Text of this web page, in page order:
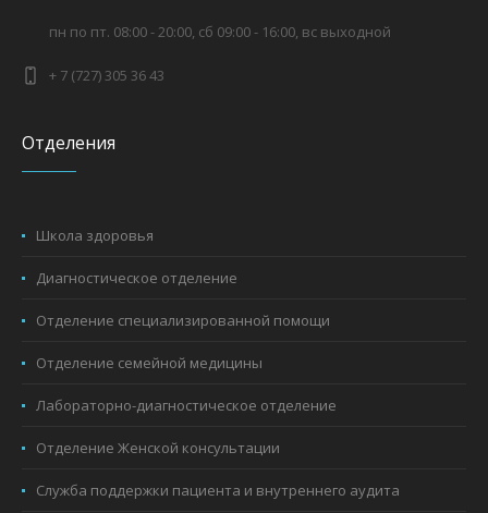
пн по пт. 08:00 - 20:00, сб 09:00 - 16:00, вс выходной
+ 7 (727) 305 36 43
Отделения
Школа здоровья
Диагностическое отделение
Отделение специализированной помощи
Отделение семейной медицины
Лабораторно-диагностическое отделение
Отделение Женской консультации
Служба поддержки пациента и внутреннего аудита